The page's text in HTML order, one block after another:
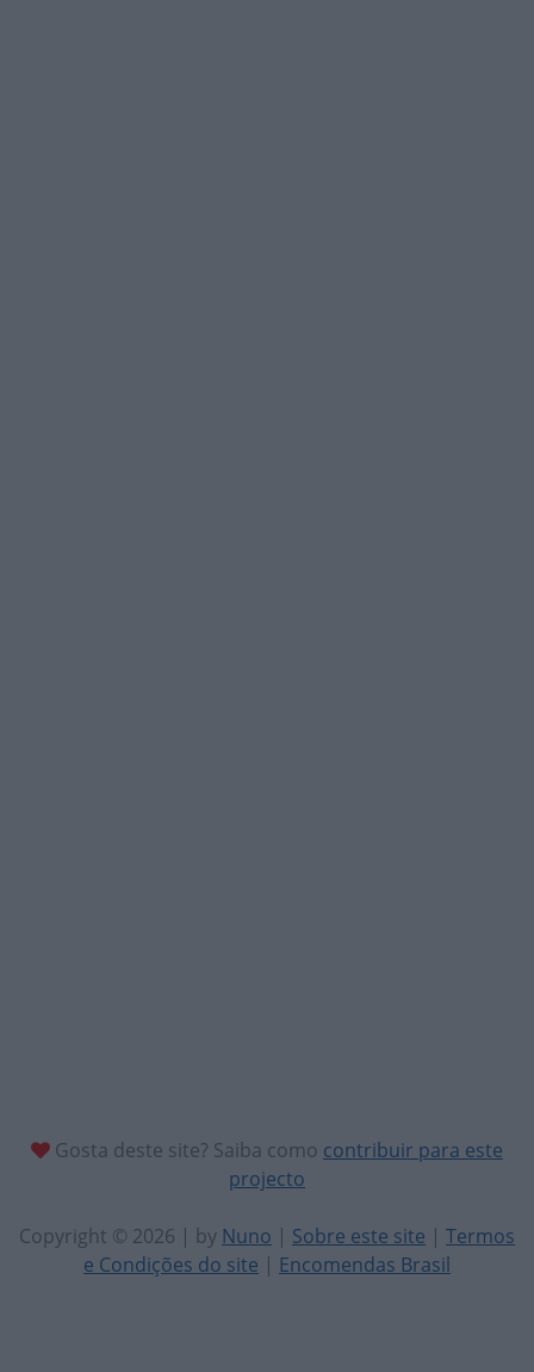
Gosta deste site? Saiba como contribuir para este
projecto
Copyright © 2026 | by Nuno | Sobre este site | Termos
e Condições do site | Encomendas Brasil